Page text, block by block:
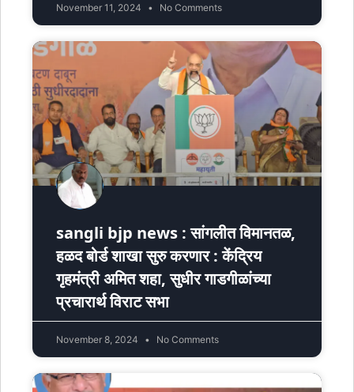
November 11, 2024 No Comments
sangli bjp news : सांगलीत विमानतळ,
हळद बोर्ड शाखा सुरु करणार : केंद्रिय
गृहमंत्री अमित शहा, सुधीर गाडगीळांच्या
प्रचारार्थ विराट सभा
November 8, 2024 No Comments